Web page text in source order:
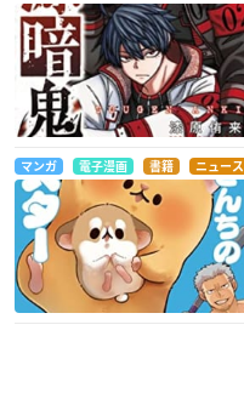
マンガ 電子漫画 書籍 ニュース